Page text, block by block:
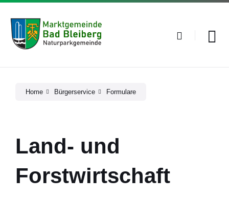
Skip
content
Skip
main
navigation
Skip
footer
Home Bürgerservice Formulare
Land- und
Forstwirtschaft